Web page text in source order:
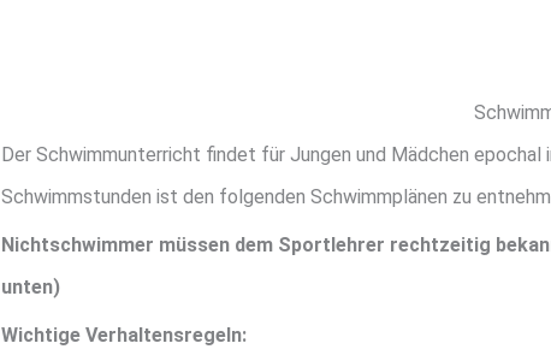
Der Schwimmunterricht findet für Jungen und Mädchen
Schwimmstunden ist den folgenden Schwimmplänen zu
Nichtschwimmer müssen dem Sportlehrer rechtzeitig
unten)
Wichtige Verhaltensregeln: